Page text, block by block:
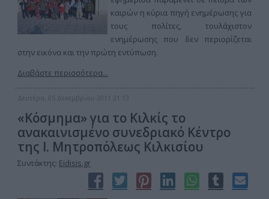
καιρών η κύρια πηγή ενημέρωσης για
τους πολίτες, τουλάχιστον
ενημέρωσης που δεν περιορίζεται
στην εικόνα και την πρώτη εντύπωση.
Διαβάστε περισσότερα...
Δευτέρα, 05 Δεκεμβρίου 2011 21:13
«Κόσμημα» για το Κιλκίς το
ανακαινισμένο συνεδριακό Κέντρο
της Ι. Μητροπόλεως Κιλκισίου
Συντάκτης: Eidisis.gr